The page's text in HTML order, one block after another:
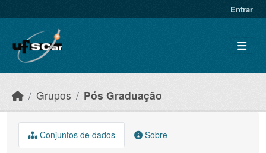
Entrar
Grupos Pós Graduação
Conjuntos de dados Sobre